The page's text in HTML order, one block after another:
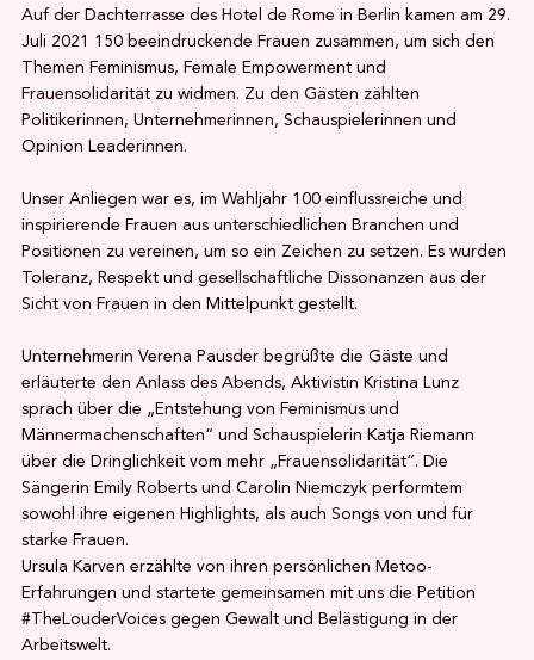
Auf der Dachterrasse des Hotel de Rome in Berlin kamen am 29.
Juli 2021 150 beeindruckende Frauen zusammen, um sich den
Themen Feminismus, Female Empowerment und
Frauensolidarität zu widmen. Zu den Gästen zählten
Politikerinnen, Unternehmerinnen, Schauspielerinnen und
Opinion Leaderinnen.
Unser Anliegen war es, im Wahljahr 100 einflussreiche und
inspirierende Frauen aus unterschiedlichen Branchen und
Positionen zu vereinen, um so ein Zeichen zu setzen. Es wurden
Toleranz, Respekt und gesellschaftliche Dissonanzen aus der
Sicht von Frauen in den Mittelpunkt gestellt.
Unternehmerin Verena Pausder begrüßte die Gäste und
erläuterte den Anlass des Abends, Aktivistin Kristina Lunz
sprach über die „Entstehung von Feminismus und
Männermachenschaften“ und Schauspielerin Katja Riemann
über die Dringlichkeit vom mehr „Frauensolidarität“. Die
Sängerin Emily Roberts und Carolin Niemczyk performtem
sowohl ihre eigenen Highlights, als auch Songs von und für
starke Frauen.
Ursula Karven erzählte von ihren persönlichen Metoo-
Erfahrungen und startete gemeinsamen mit uns die Petition
#TheLouderVoices gegen Gewalt und Belästigung in der
Arbeitswelt.